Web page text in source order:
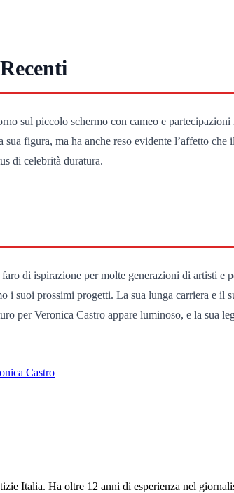
sul piccolo schermo con cameo e
sua figura, ma ha anche reso evidente l’affetto
di celebrità duratura.
di ispirazione per molte generazioni di artisti
i suoi prossimi progetti. La sua lunga carriera e
per Veronica Castro appare luminoso, e la sua
Castro
Italia. Ha oltre 12 anni di esperienza nel